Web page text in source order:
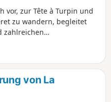
vor, zur Tête à Turpin und
zu wandern, begleitet
zahlreichen
heiklen Passagen
die in exponierten
und die Orientierung ist
die Beschreibung und
von La